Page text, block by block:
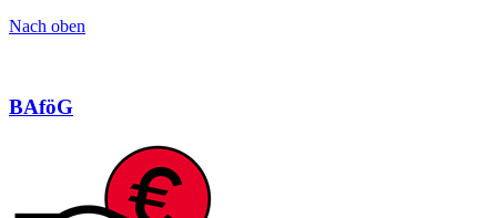
Nach oben​
​BAföG​